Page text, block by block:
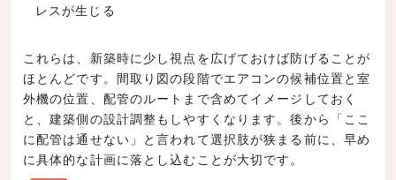
レスが生じる
これらは、新築時に少し視点を広げておけば防げることが
ほとんどです。間取り図の段階でエアコンの候補位置と室
外機の位置、配管のルートまで含めてイメージしておく
と、建築側の設計調整もしやすくなります。後から「ここ
に配管は通せない」と言われて選択肢が狭まる前に、早め
に具体的な計画に落とし込むことが大切です。